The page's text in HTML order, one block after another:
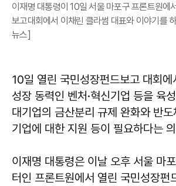
이재명 대통령이 10일 서울 마포구 프론트원에
보고대회에서 이채린 클라썸 대표와 이야기를
뉴스]
10일 열린 국민성장펀드보고 대회에
성장 동력인 벤처·혁신기업 등을 육
대기업의 금산분리 규제 완화와 반
기업에 대한 지원 등이 필요하다는
이재명 대통령은 이날 오후 서울 마
터인 프론트원에서 열린 국민성장펀